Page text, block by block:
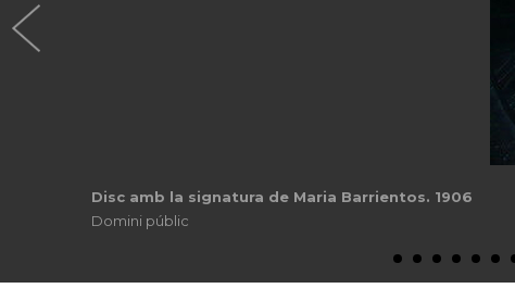
Anunci de Columbia. 1906
Domini públic